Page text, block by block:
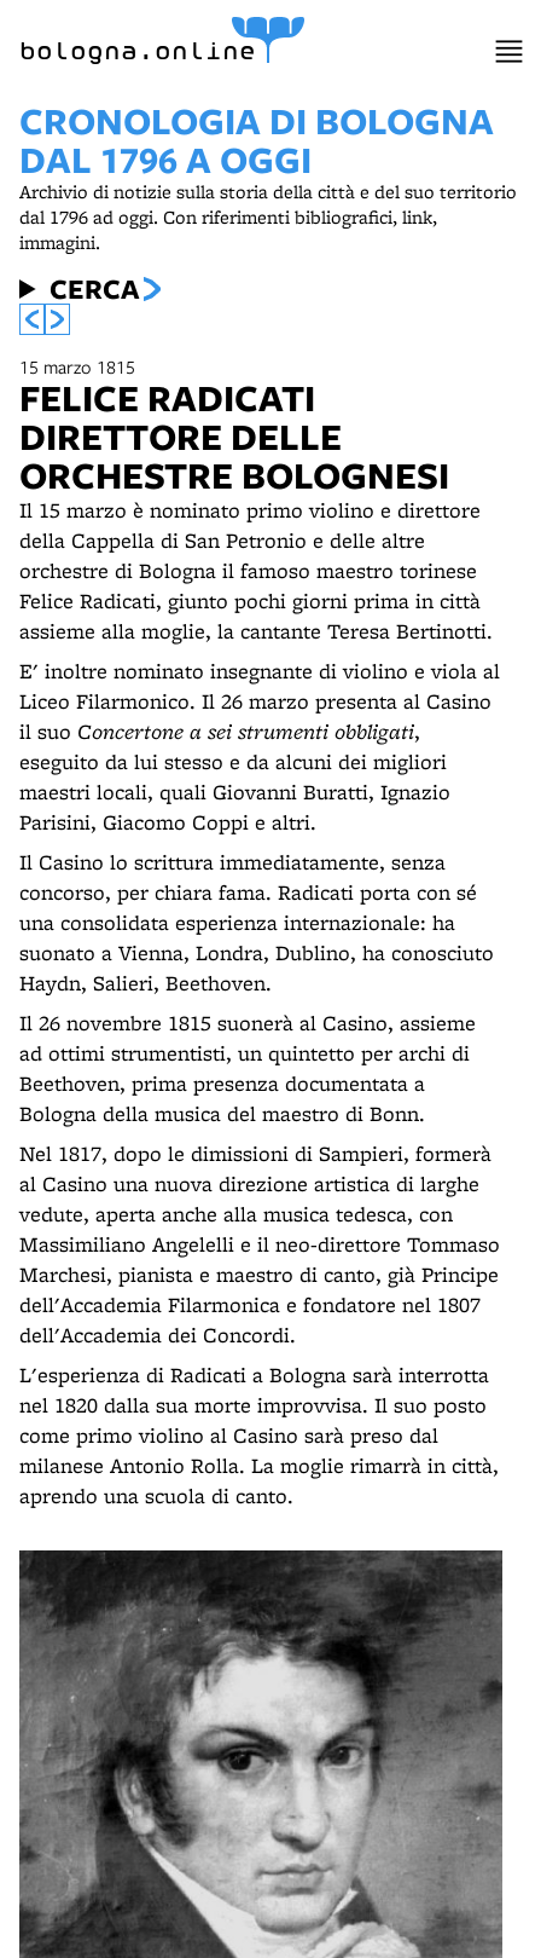
bologna.online
CRONOLOGIA DI BOLOGNA
DAL 1796 A OGGI
Archivio di notizie sulla storia della città e del suo territorio
dal 1796 ad oggi. Con riferimenti bibliografici, link,
immagini.
CERCA
15 marzo 1815
FELICE RADICATI
DIRETTORE DELLE
ORCHESTRE BOLOGNESI
Il 15 marzo è nominato primo violino e direttore
della Cappella di San Petronio e delle altre
orchestre di Bologna il famoso maestro torinese
Felice Radicati, giunto pochi giorni prima in città
assieme alla moglie, la cantante Teresa Bertinotti.
E' inoltre nominato insegnante di violino e viola al
Liceo Filarmonico. Il 26 marzo presenta al Casino
il suo Concertone a sei strumenti obbligati,
eseguito da lui stesso e da alcuni dei migliori
maestri locali, quali Giovanni Buratti, Ignazio
Parisini, Giacomo Coppi e altri.
Il Casino lo scrittura immediatamente, senza
concorso, per chiara fama. Radicati porta con sé
una consolidata esperienza internazionale: ha
suonato a Vienna, Londra, Dublino, ha conosciuto
Haydn, Salieri, Beethoven.
Il 26 novembre 1815 suonerà al Casino, assieme
ad ottimi strumentisti, un quintetto per archi di
Beethoven, prima presenza documentata a
Bologna della musica del maestro di Bonn.
Nel 1817, dopo le dimissioni di Sampieri, formerà
al Casino una nuova direzione artistica di larghe
vedute, aperta anche alla musica tedesca, con
Massimiliano Angelelli e il neo-direttore Tommaso
Marchesi, pianista e maestro di canto, già Principe
dell'Accademia Filarmonica e fondatore nel 1807
dell'Accademia dei Concordi.
L'esperienza di Radicati a Bologna sarà interrotta
nel 1820 dalla sua morte improvvisa. Il suo posto
come primo violino al Casino sarà preso dal
milanese Antonio Rolla. La moglie rimarrà in città,
aprendo una scuola di canto.